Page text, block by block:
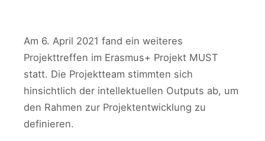
Am 6. April 2021 fand ein weiteres
Projekttreffen im Erasmus+ Projekt MUST
statt. Die Projektteam stimmten sich
hinsichtlich der intellektuellen Outputs ab, um
den Rahmen zur Projektentwicklung zu
definieren.